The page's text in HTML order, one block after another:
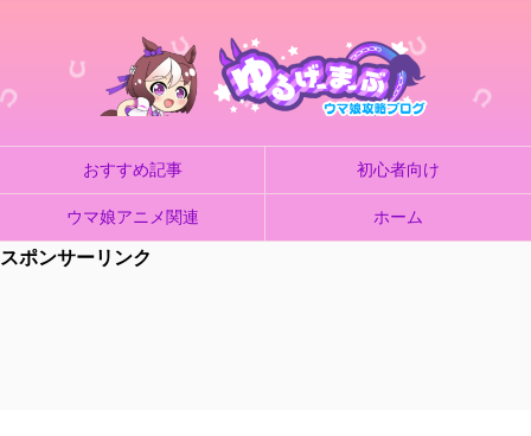
おすすめ記事 初心者向け
ウマ娘アニメ関連 ホーム
スポンサーリンク